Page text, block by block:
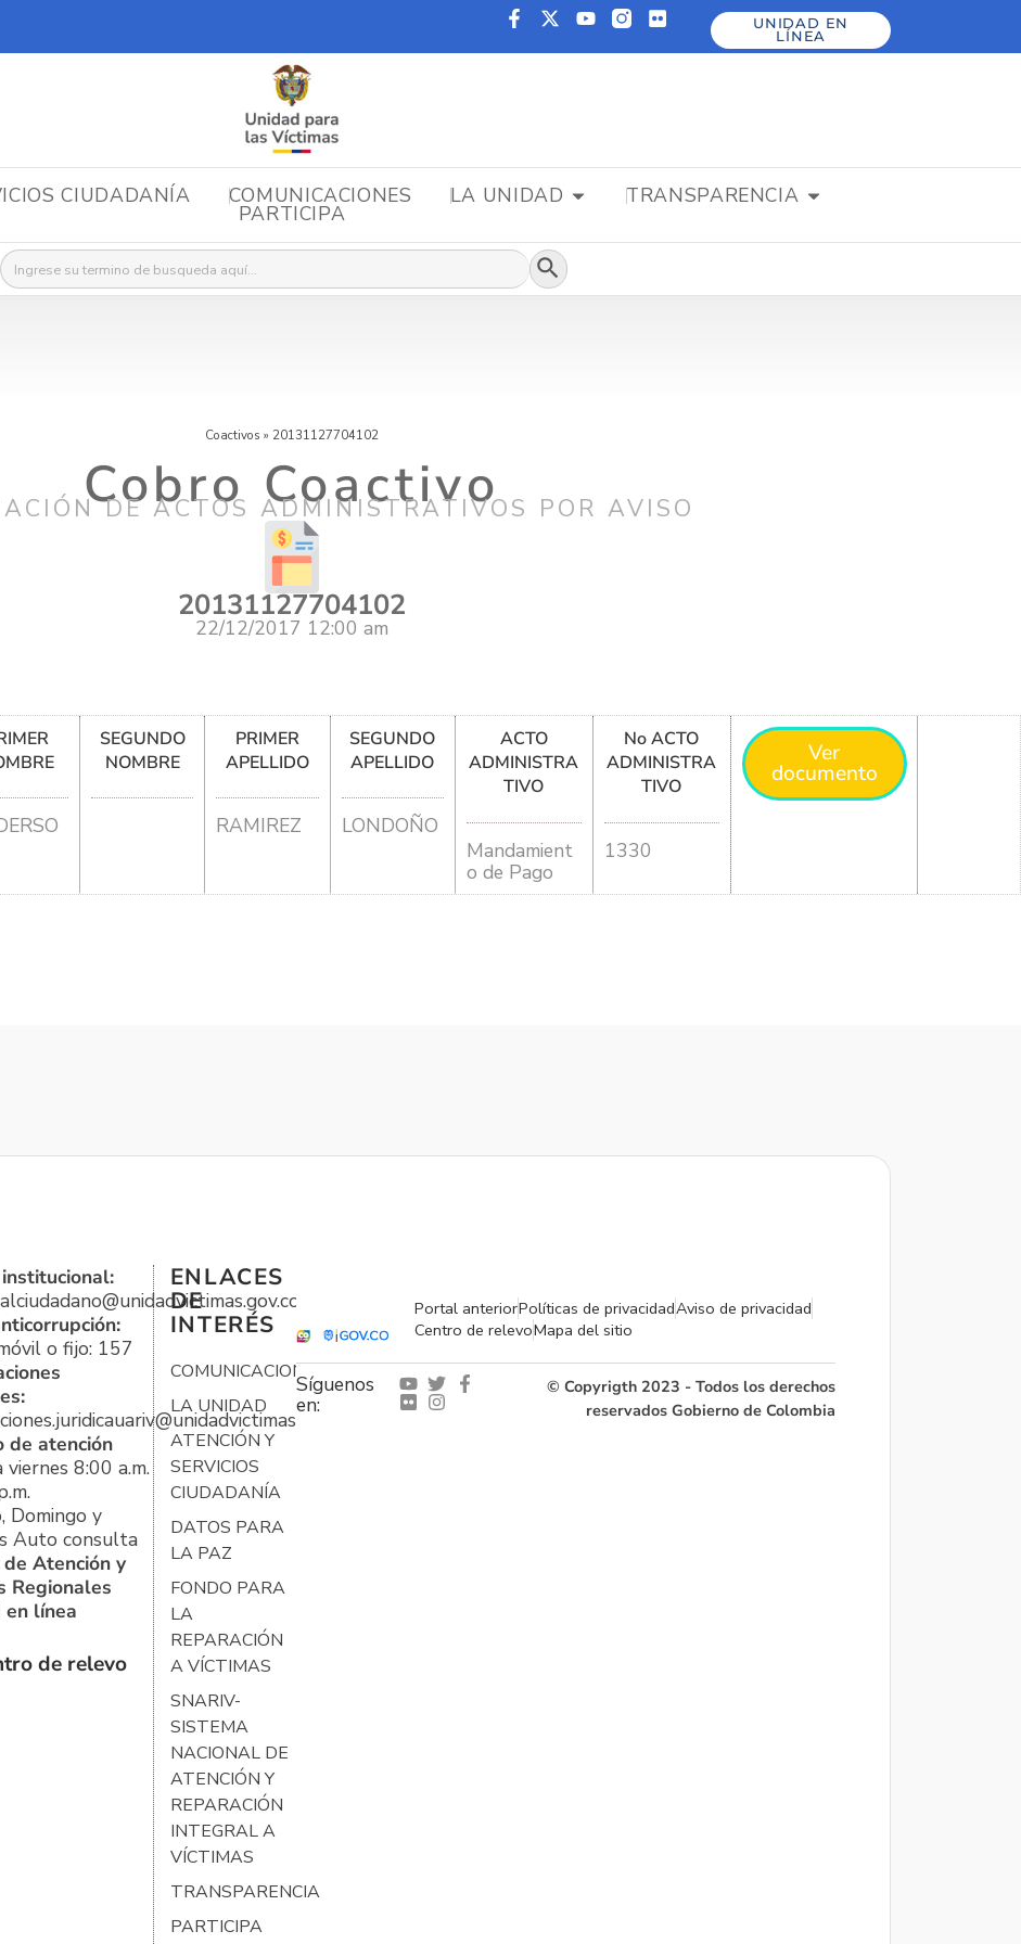
UNIDAD EN
LÍNEA
CIUDADANÍA COMUNICACIONES LA UNIDAD TRANSPARENCIA
PARTICIPA
Buscar: Botón de búsqueda
Coactivos » 20131127704102
Cobro Coactivo
DE ACTOS ADMINISTRATIVOS POR AVISO
20131127704102
22/12/2017 12:00 am
SEGUNDO
NOMBRE
PRIMER
APELLIDO
RAMIREZ
SEGUNDO
APELLIDO
LONDOÑO
ACTO
ADMINISTRA
TIVO
Mandamient
o de Pago
No ACTO
ADMINISTRA
TIVO
1330
Ver
documento
o fijo: 157
de atención
viernes 8:00 a.m.
Domingo y
Auto consulta
Atención y
Regionales
en línea
de relevo
ENLACES
DE
INTERÉS
COMUNICACIONES
LA UNIDAD
ATENCIÓN Y
SERVICIOS
CIUDADANÍA
DATOS PARA
LA PAZ
FONDO PARA
LA
REPARACIÓN
A VÍCTIMAS
SNARIV-
SISTEMA
NACIONAL DE
ATENCIÓN Y
REPARACIÓN
INTEGRAL A
VÍCTIMAS
TRANSPARENCIA
PARTICIPA
Portal anteriorPolíticas de privacidadAviso de privacidad
Centro de relevoMapa del sitio
Síguenos
en:
© Copyrigth 2023 - Todos los derechos
reservados Gobierno de Colombia